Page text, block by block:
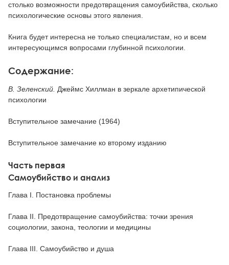
столько возможности предотвращения самоубийства, сколько
психологические основы этого явления.
Книга будет интересна не только специалистам, но и всем
интересующимся вопросами глубинной психологии.
Содержание:
В. Зеленский. Джеймс Хиллман в зеркале архетипической
психологии
Вступительное замечание (1964)
Вступительное замечание ко второму изданию
Часть первая
Самоубийство и анализ
Глава I. Постановка проблемы
Глава II. Предотвращение самоубийства: точки зрения
социологии, закона, теологии и медицины
Глава III. Самоубийство и душа